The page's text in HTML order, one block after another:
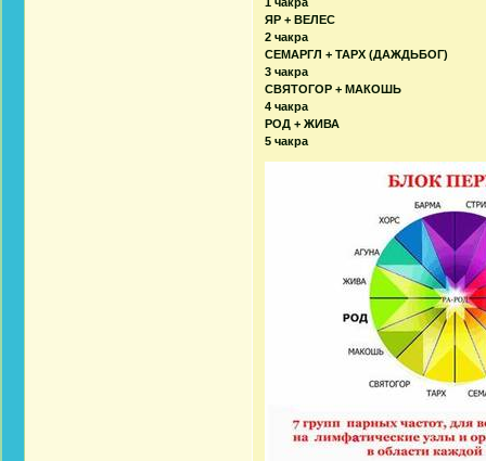
ЯР + ВЕЛЕС
2 чакра
СЕМАРГЛ + ТАРХ (ДАЖДЬБОГ)
3 чакра
СВЯТОГОР + МАКОШЬ
4 чакра
РОД + ЖИВА
5 чакра